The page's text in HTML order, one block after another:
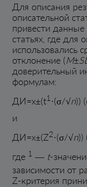
Для описания
описательной
привести
статьях, где для
использовались
отклонение (
доверительный
формулам:
ДИ=x±(t1 ·(σ/√n))
и
ДИ=x±(Z2·(σ/√n))
где 1 — t-
зависимости от
Z-критерия